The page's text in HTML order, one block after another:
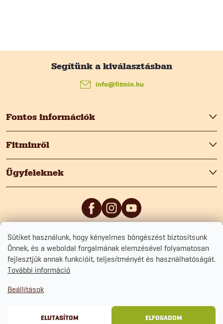
Sütiket használunk, hogy kényelmes böngészést biztosítsunk
Önnek, és a weboldal forgalmának elemzésével folyamatosan
fejlesztjük annak funkcióit, teljesítményét és használhatóságát.
További információ
Beállítások
ELUTASÍTOM ELFOGADOM
b
é
c
Fontos információk
Fitminről
Ügyfeleknek
info@fitmin.hu
Szerződési FeltételekSütikezelési tájékoztató
Copyright 2026